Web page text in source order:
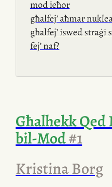
Għalhekk
bil-Mod#1
Kristina Borg
mod ieħor
għalfej’ aħmar
għalfej’ iswed straġi
fej’ naf?